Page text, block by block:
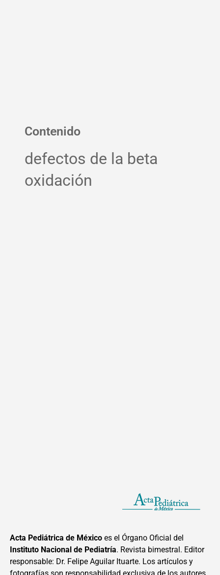
Contenido
defectos de la beta
oxidación
Acta Pediátrica de México es el Órgano Oficial del
Instituto Nacional de Pediatría. Revista bimestral. Editor
responsable: Dr. Felipe Aguilar Ituarte. Los artículos y
fotografías son responsabilidad exclusiva de los autores.